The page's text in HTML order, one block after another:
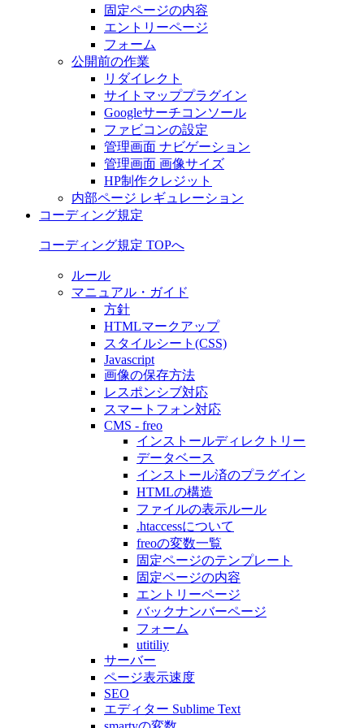
固定ページの内容
エントリーページ
フォーム
公開前の作業
リダイレクト
サイトマッププラグイン
Googleサーチコンソール
ファビコンの設定
管理画面 ナビゲーション
管理画面 画像サイズ
HP制作クレジット
内部ページ レギュレーション
コーディング規定
コーディング規定 TOPへ
ルール
マニュアル・ガイド
方針
HTMLマークアップ
スタイルシート(CSS)
Javascript
画像の保存方法
レスポンシブ対応
スマートフォン対応
CMS - freo
インストールディレクトリー
データベース
インストール済のプラグイン
HTMLの構造
ファイルの表示ルール
.htaccessについて
freoの変数一覧
固定ページのテンプレート
固定ページの内容
エントリーページ
バックナンバーページ
フォーム
utitiliy
サーバー
ページ表示速度
SEO
エディター Sublime Text